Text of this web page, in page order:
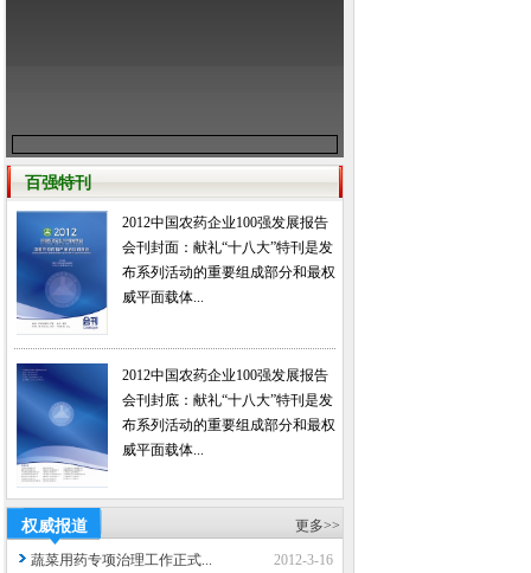
百强特刊
2012中国农药企业100强发展报告
会刊封面：献礼“十八大”特刊是发
布系列活动的重要组成部分和最权
威平面载体...
2012中国农药企业100强发展报告
会刊封底：献礼“十八大”特刊是发
布系列活动的重要组成部分和最权
威平面载体...
权威报道 更多>>
蔬菜用药专项治理工作正式...
2012-3-16